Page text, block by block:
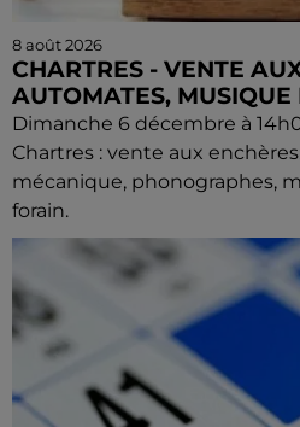
8 août 2026
CHARTRES - VENTE
AUTOMATES, MUSIQUE
Dimanche 6 décembre à
Chartres : vente aux
mécanique, phonographes,
forain.